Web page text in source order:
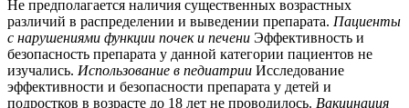
Не предполагается наличия существенных возрастных
различий в распределении и выведении препарата. Пациенты
с нарушениями функции почек и печени Эффективность и
безопасность препарата у данной категории пациентов не
изучались. Использование в педиатрии Исследование
эффективности и безопасности препарата у детей и
подростков в возрасте до 18 лет не проводилось. Вакцинация